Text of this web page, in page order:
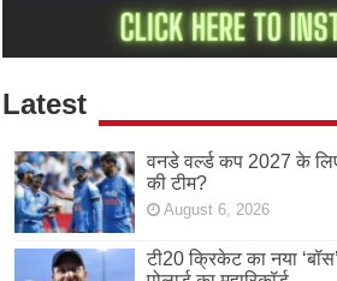
Latest
वनडे वर्ल्ड कप 2027 के
की टीम?
August 6, 2026
टी20 क्रिकेट का नया